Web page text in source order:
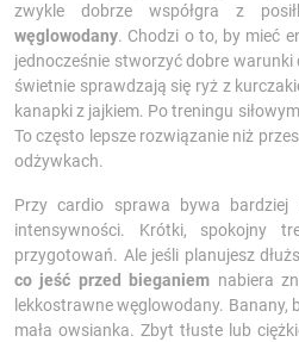
zwykle dobrze współgra z
węglowodany. Chodzi o to, by mieć
jednocześnie stworzyć dobre warunki
świetnie sprawdzają się ryż z
kanapki z jajkiem. Po treningu
To często lepsze rozwiązanie niż
odżywkach.
Przy cardio sprawa bywa
intensywności. Krótki, spokojny
przygotowań. Ale jeśli planujesz
co jeść przed bieganiem nabiera
lekkostrawne węglowodany. Banany,
mała owsianka. Zbyt tłuste lub